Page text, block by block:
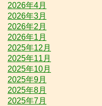
2026年4月
2026年3月
2026年2月
2026年1月
2025年12月
2025年11月
2025年10月
2025年9月
2025年8月
2025年7月